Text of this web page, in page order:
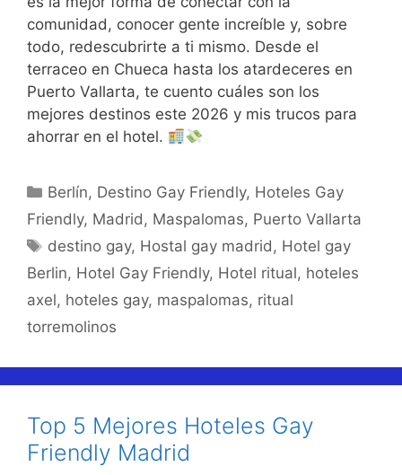
comunidad, conocer gente increíble y, sobre
todo, redescubrirte a ti mismo. Desde el
terraceo en Chueca hasta los atardeceres en
Puerto Vallarta, te cuento cuáles son los
mejores destinos este 2026 y mis trucos para
ahorrar en el hotel.
Categorías
Berlín, Destino Gay Friendly, Hoteles Gay
Friendly, Madrid, Maspalomas, Puerto Vallarta
Etiquetas
destino gay, Hostal gay madrid, Hotel gay
Berlin, Hotel Gay Friendly, Hotel ritual, hoteles
axel, hoteles gay, maspalomas, ritual
torremolinos
Top 5 Mejores Hoteles Gay
Friendly Madrid